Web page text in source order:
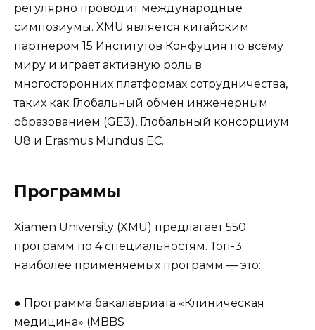
регулярно проводит международные
симпозиумы. XMU является китайским
партнером 15 Институтов Конфуция по всему
миру и играет активную роль в
многосторонних платформах сотрудничества,
таких как Глобальный обмен инженерным
образованием (GE3), Глобальный консорциум
U8 и Erasmus Mundus ЕС.
Программы
Xiamen University (XMU) предлагает 550
программ по 4 специальностям. Топ-3
наиболее применяемых программ — это:
● Программа бакалавриата «Клиническая
медицина» (MBBS